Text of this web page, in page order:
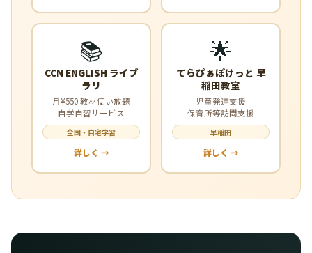
📚
CCN ENGLISH ライブ
ラリ
月¥550 教材使い放題
自学自習サービス
全国・自宅学習
詳しく →
🌟
てらぴぁぽけっと 早
稲田教室
児童発達支援
保育所等訪問支援
早稲田
詳しく →